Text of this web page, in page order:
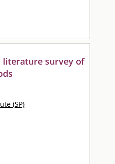
literature survey of
(SP)